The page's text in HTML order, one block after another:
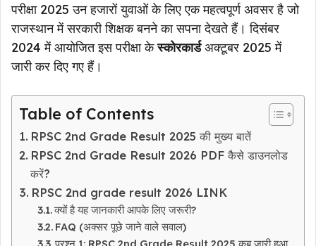
परीक्षा 2025 उन हजारों युवाओं के लिए एक महत्वपूर्ण अवसर है जो
राजस्थान में सरकारी शिक्षक बनने का सपना देखते हैं। दिसंबर
2024 में आयोजित इस परीक्षा केस्कोरकार्डअक्टूबर 2025 में
जारी कर दिए गए हैं।
Table of Contents
RPSC 2nd Grade Result 2025 की मुख्य बातें
RPSC 2nd Grade Result 2026 PDF कैसे डाउनलोड
करें?
RPSC 2nd grade result 2026 LINK
क्यों है यह जानकारी आपके लिए जरूरी?
FAQ (अक्सर पूछे जाने वाले सवाल)
प्रश्न 1: RPSC 2nd Grade Result 2025 कब जारी हुआ